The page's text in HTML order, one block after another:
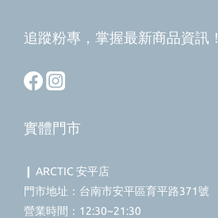
追蹤粉專，掌握最新商品資訊！
實體門市
❙ ARCTIC 安平店
門市地址：台南市安平區育平路371號
營業時間：12:30~21:30